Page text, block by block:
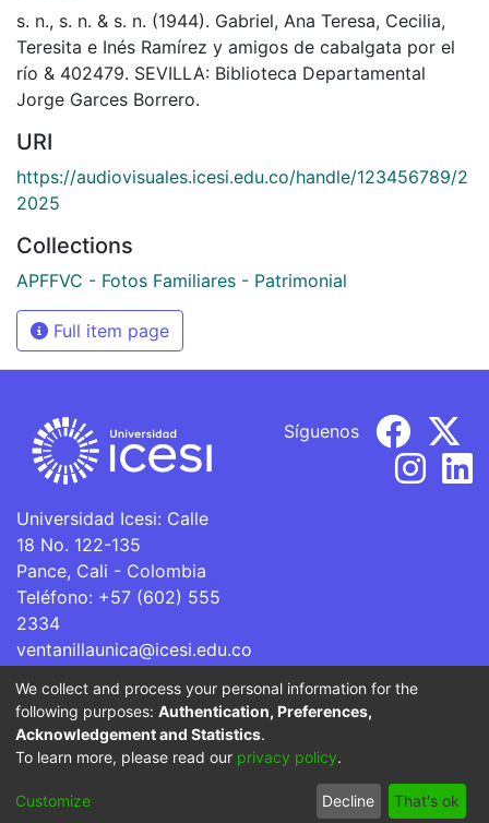
s. n., s. n. & s. n. (1944). Gabriel, Ana Teresa, Cecilia,
Teresita e Inés Ramírez y amigos de cabalgata por el
río & 402479. SEVILLA: Biblioteca Departamental
Jorge Garces Borrero.
URI
https://audiovisuales.icesi.edu.co/handle/123456789/2
2025
Collections
APFFVC - Fotos Familiares - Patrimonial
Full item page
Universidad Icesi: Calle
18 No. 122-135
Pance, Cali - Colombia
Teléfono: +57 (602) 555
2334
ventanillaunica@icesi.edu.co
Síguenos
La Universidad Icesi es una Institución de Educación
Superior que se encuentra sujeta a inspección y vigilancia
por parte del Ministerio de Educación Nacional.
Cookie
End User
Agreement
Send
Feedback
We collect and process your personal information for the
following purposes: Authentication, Preferences,
Acknowledgement and Statistics.
To learn more, please read our privacy policy.
Customize Decline That's ok